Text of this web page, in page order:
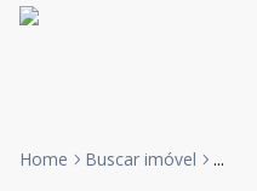
Home Buscar imóvel ...